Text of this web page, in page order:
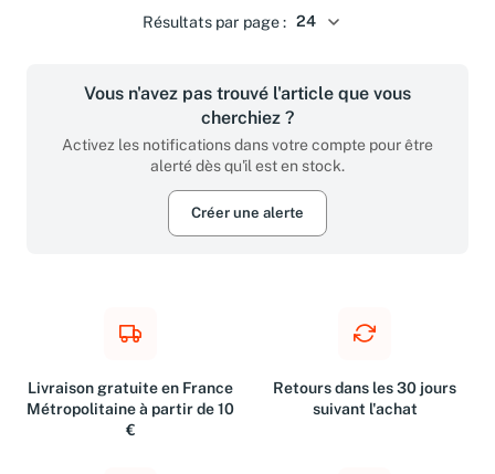
Résultats par page :
Vous n'avez pas trouvé l'article que vous
cherchiez ?
Activez les notifications dans votre compte pour être
alerté dès qu'il est en stock.
Créer une alerte
Livraison gratuite en France
Métropolitaine à partir de 10
€
Retours dans les 30 jours
suivant l'achat